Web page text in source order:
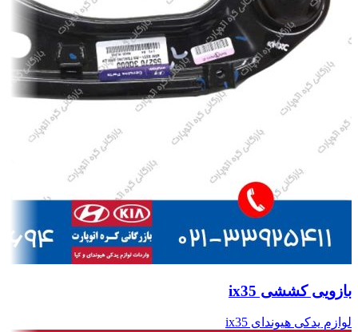
بازویی کششی ix35
لوازم یدکی هیوندای ix35